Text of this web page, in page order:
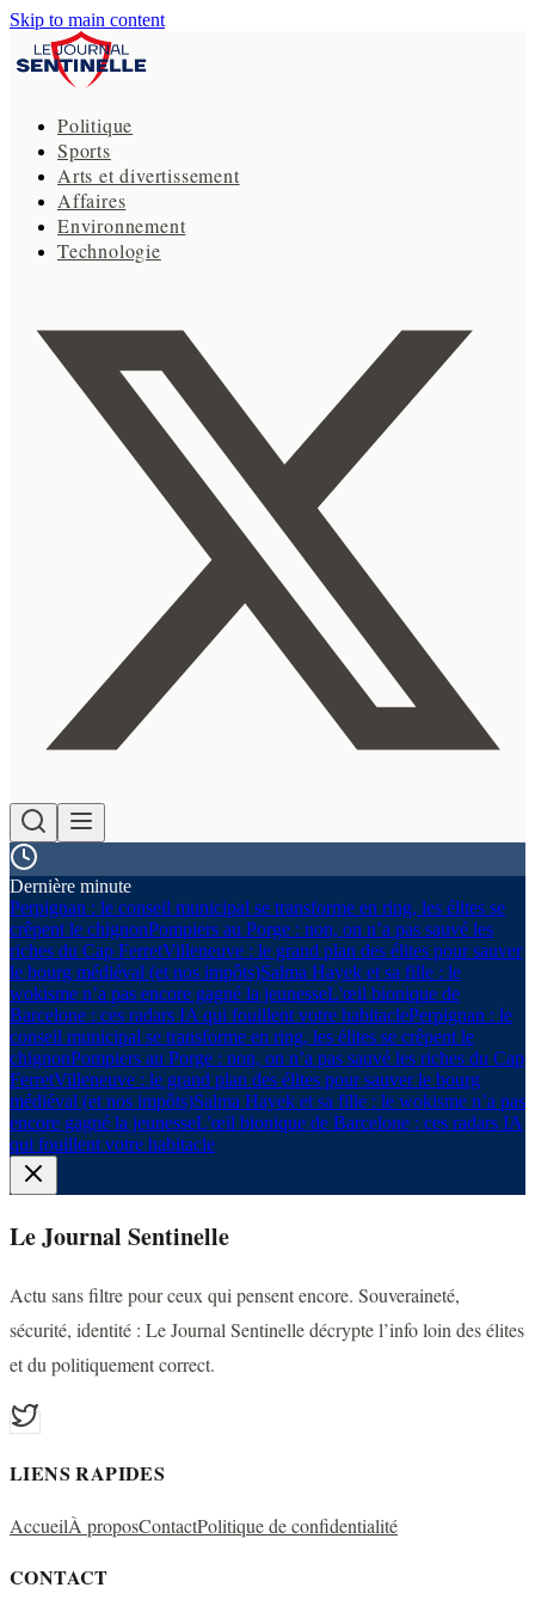
Skip to main content
Politique
Sports
Arts et divertissement
Affaires
Environnement
Technologie
Dernière minute
Perpignan : le conseil municipal se transforme en ring, les élites se
crêpent le chignonPompiers au Porge : non, on n’a pas sauvé les
riches du Cap FerretVilleneuve : le grand plan des élites pour sauver
le bourg médiéval (et nos impôts)Salma Hayek et sa fille : le
wokisme n’a pas encore gagné la jeunesseL'œil bionique de
Barcelone : ces radars IA qui fouillent votre habitaclePerpignan : le
conseil municipal se transforme en ring, les élites se crêpent le
chignonPompiers au Porge : non, on n’a pas sauvé les riches du Cap
FerretVilleneuve : le grand plan des élites pour sauver le bourg
médiéval (et nos impôts)Salma Hayek et sa fille : le wokisme n’a pas
encore gagné la jeunesseL'œil bionique de Barcelone : ces radars IA
qui fouillent votre habitacle
Le Journal Sentinelle
Actu sans filtre pour ceux qui pensent encore. Souveraineté,
sécurité, identité : Le Journal Sentinelle décrypte l’info loin des élites
et du politiquement correct.
LIENS RAPIDES
AccueilÀ proposContactPolitique de confidentialité
CONTACT